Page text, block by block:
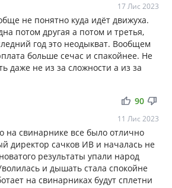
17 Лис 2023
не понятно куда идёт движуха.
потом другая а потом и третья,
год это неодыкват. Вообщем
больше сечас и спакойнее. Не
даже не из за сложности а из за
thumb_up thumb_down
90
11 Лис 2023
на свинарнике все было отлично
директор сачков ИВ и началась не
результаты упали народ
и дышать стала спокойне
на свинарниках будут сплетни